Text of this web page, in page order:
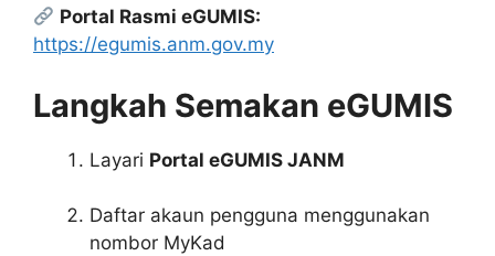
Portal Rasmi eGUMIS:
https://egumis.anm.gov.my
Langkah Semakan eGUMIS
Layari Portal eGUMIS JANM
Daftar akaun pengguna menggunakan
nombor MyKad